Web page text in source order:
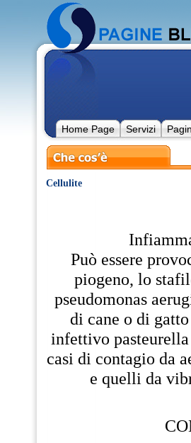
Home Page Servizi
Cellulite
Può essere
piogeno, lo
pseudomonas
di cane o di
infettivo
casi di contagio da
e quelli da